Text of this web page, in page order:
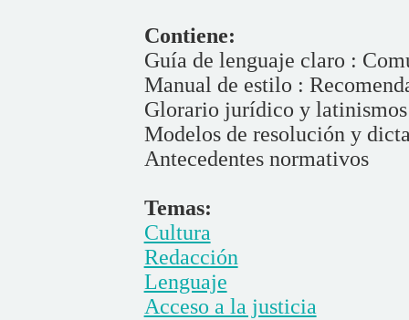
Contiene:
Guía de lenguaje claro :
Manual de estilo :
Glorario jurídico y latinismos
Modelos de resolución y
Antecedentes normativos
Temas:
Cultura
Redacción
Lenguaje
Acceso a la justicia